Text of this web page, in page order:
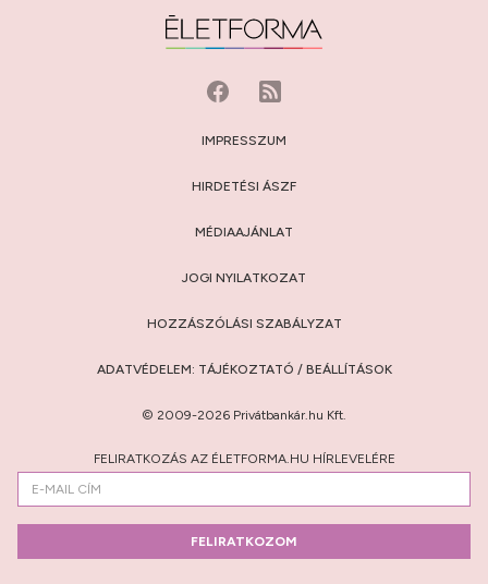
IMPRESSZUM
HIRDETÉSI ÁSZF
MÉDIAAJÁNLAT
JOGI NYILATKOZAT
HOZZÁSZÓLÁSI SZABÁLYZAT
ADATVÉDELEM: TÁJÉKOZTATÓ / BEÁLLÍTÁSOK
© 2009-2026 Privátbankár.hu Kft.
FELIRATKOZÁS AZ ÉLETFORMA.HU HÍRLEVELÉRE
FELIRATKOZOM